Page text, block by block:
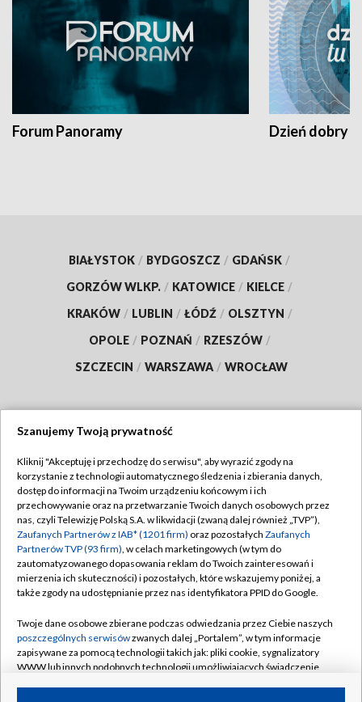
Forum Panoramy Dzień dobry
BIAŁYSTOK / BYDGOSZCZ / GDAŃSK /
GORZÓW WLKP. / KATOWICE / KIELCE /
KRAKÓW / LUBLIN / ŁÓDŹ / OLSZTYN /
OPOLE / POZNAŃ / RZESZÓW /
SZCZECIN / WARSZAWA / WROCŁAW
TVP
Abonament TVP
Emisja w TVP
Centrum informacji TVP
Naziemna Telewizja Cyfrowa
Rada Programowa
System NOS
Informacje o nadawcy
Regulamin TVP
Polityka prywatności
Moje zgody
Pomoc
Kontakt
Kanały
Szanujemy Twoją prywatność
Kliknij "Akceptuję i przechodzę do serwisu", aby wyrazić zgody na
korzystanie z technologii automatycznego śledzenia i zbierania danych,
dostęp do informacji na Twoim urządzeniu końcowym i ich
przechowywanie oraz na przetwarzanie Twoich danych osobowych przez
nas, czyli Telewizję Polską S.A. w likwidacji (zwaną dalej również „TVP”),
Zaufanych Partnerów z IAB* (1201 firm) oraz pozostałych Zaufanych
Partnerów TVP (93 firm), w celach marketingowych (w tym do
zautomatyzowanego dopasowania reklam do Twoich zainteresowań i
mierzenia ich skuteczności) i pozostałych, które wskazujemy poniżej, a
także zgody na udostępnianie przez nas identyfikatora PPID do Google.
Twoje dane osobowe zbierane podczas odwiedzania przez Ciebie naszych
poszczególnych serwisówzwanych dalej „Portalem”, w tym informacje
zapisywane za pomocą technologii takich jak: pliki cookie, sygnalizatory
WWW lub innych podobnych technologii umożliwiających świadczenie